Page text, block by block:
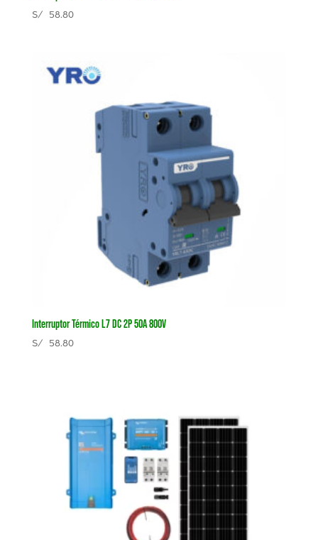
S/58.80
Interruptor Térmico L7 DC 2P 50A 800V
S/58.80